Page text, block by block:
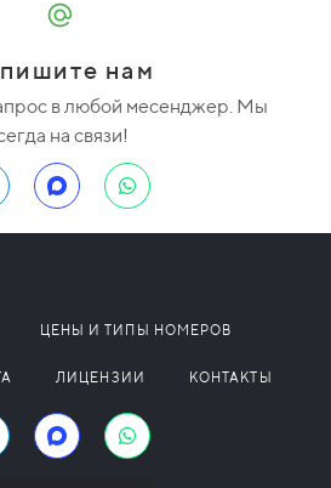
нам
в любой месенджер. Мы
на связи!
ЦЕНЫ И ТИПЫ НОМЕРОВ
ЛИЦЕНЗИИ КОНТАКТЫ